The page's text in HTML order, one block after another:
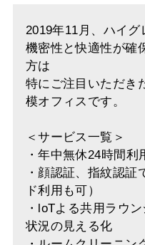
2019年11月、ハイグ
機密性と快適性が確
方は
特にご注目いただき
模オフィスです。
＜サービス一覧＞
・年中無休24時間利
・顔認証、指紋認
ド利用も可）
・loTよる共用ラウ
状況の見える化